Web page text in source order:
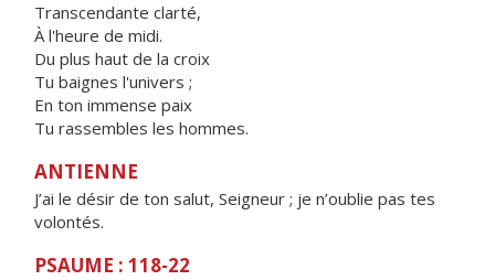
Transcendante clarté,
À l'heure de midi.
Du plus haut de la croix
Tu baignes l'univers ;
En ton immense paix
Tu rassembles les hommes.
ANTIENNE
J’ai le désir de ton salut, Seigneur ; je n’oublie pas tes
volontés.
PSAUME : 118-22